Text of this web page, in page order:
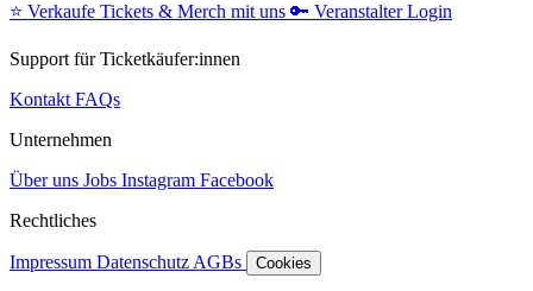
⭐️ Verkaufe Tickets & Merch mit uns 🔑 Veranstalter Login
Support für Ticketkäufer:innen
Kontakt FAQs
Unternehmen
Über uns Jobs Instagram Facebook
Rechtliches
Impressum Datenschutz AGBs Cookies